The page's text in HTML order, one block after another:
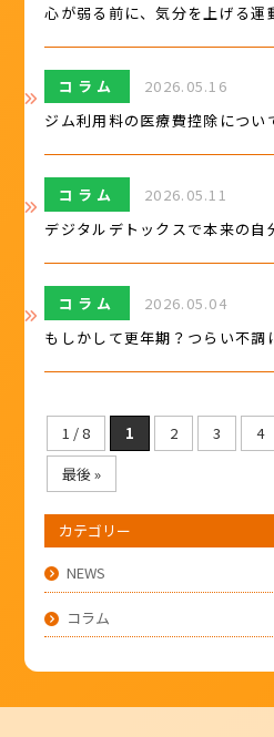
心が弱る前に、気分を上げる運
コラム
2026.05.16
ジム利用料の医療費控除につい
コラム
2026.05.11
デジタルデトックスで本来の自
コラム
2026.05.04
もしかして更年期？つらい不調
1 / 8 1 2 3 4
最後 »
カテゴリー
NEWS
コラム